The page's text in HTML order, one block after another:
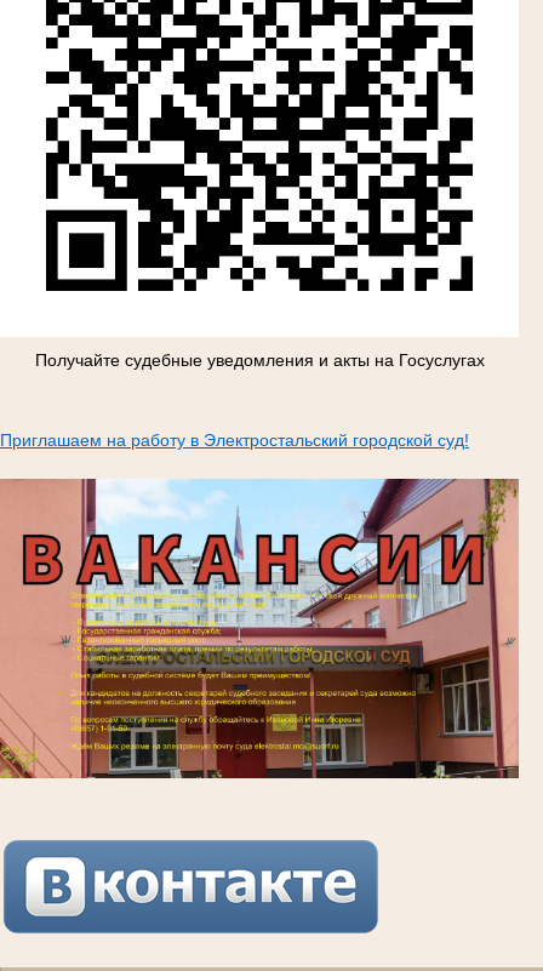
Получайте судебные уведомления и акты на Госуслугах
Приглашаем на работу в Электростальский городской суд!